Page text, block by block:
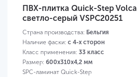
ПВХ-плитка Quick-Step
светло-серый VSPC20251
Страна производства: Бельгия
Наличие фаски: с 4-х сторон
Класс применения: 33 класс
Размер: 600х310х4,2 мм
SPC-ламинат Quick-Step